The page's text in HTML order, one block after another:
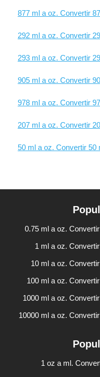
877 ml a oz. Convertir
292 ml a oz. Convertir
293 ml a oz. Convertir
905 ml a oz. Convertir
978 ml a oz. Convertir
207 ml a oz. Convertir
50 ml a oz. Convertir 50
0.75 ml a oz.
1 ml a oz.
10 ml a oz.
100 ml a oz.
1000 ml a oz.
10000 ml a oz.
1 oz a ml.